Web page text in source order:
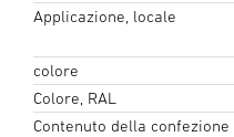
Applicazione, locale
colore
Colore, RAL
Contenuto della confezione